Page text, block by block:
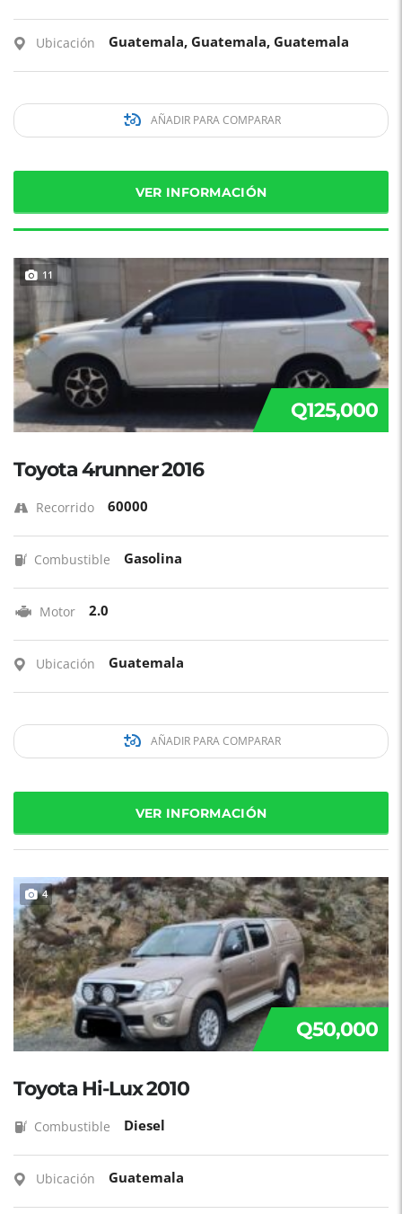
Ubicación Guatemala, Guatemala, Guatemala
AÑADIR PARA COMPARAR
VER INFORMACIÓN
11
Q125,000
Toyota 4runner 2016
Recorrido 60000
Combustible Gasolina
Motor 2.0
Ubicación Guatemala
AÑADIR PARA COMPARAR
VER INFORMACIÓN
4
Q50,000
Toyota Hi-Lux 2010
Combustible Diesel
Ubicación Guatemala